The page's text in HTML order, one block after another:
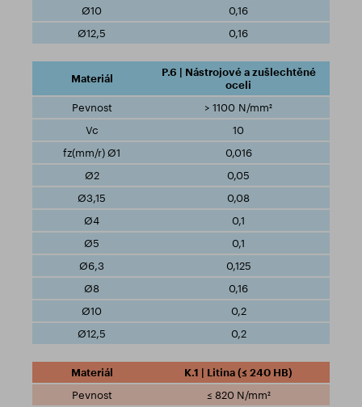
0,16
0,16
P.6 | Nástrojové a zušlechtěné
oceli
> 1100 N/mm²
10
0,016
0,05
0,08
0,1
0,1
0,125
0,16
0,2
0,2
K.1 | Litina (≤ 240 HB)
≤ 820 N/mm²